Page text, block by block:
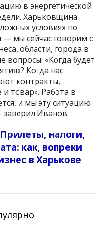
в энергетической
Харьковщина
условиях по
— мы сейчас говорим о
области, города в
вопросы: «Когда будет
Когда нас
контракты,
и товар». Работа в
и мы эту ситуацию
Иванов.
Прилеты, налоги,
как, вопреки
в Харькове